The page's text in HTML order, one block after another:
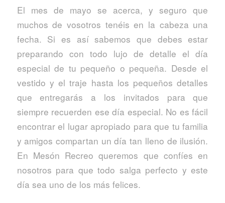
El mes de mayo se acerca, y seguro que
muchos de vosotros tenéis en la cabeza una
fecha. Si es así sabemos que debes estar
preparando con todo lujo de detalle el día
especial de tu pequeño o pequeña. Desde el
vestido y el traje hasta los pequeños detalles
que entregarás a los invitados para que
siempre recuerden ese día especial. No es fácil
encontrar el lugar apropiado para que tu familia
y amigos compartan un día tan lleno de ilusión.
En Mesón Recreo queremos que confíes en
nosotros para que todo salga perfecto y este
día sea uno de los más felices.